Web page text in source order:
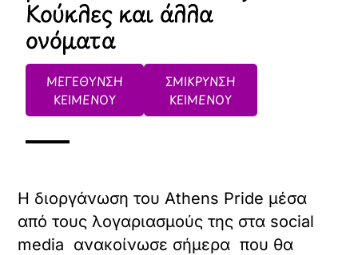
Κούκλες και άλλα
ονόματα
ΜΕΓΕΘΥΝΣΗ
ΚΕΙΜΕΝΟΥ
ΣΜΙΚΡΥΝΣΗ
ΚΕΙΜΕΝΟΥ
H διοργάνωση του Athens Pride μέσα
από τους λογαριασμούς της στα social
media ανακοίνωσε σήμερα που θα